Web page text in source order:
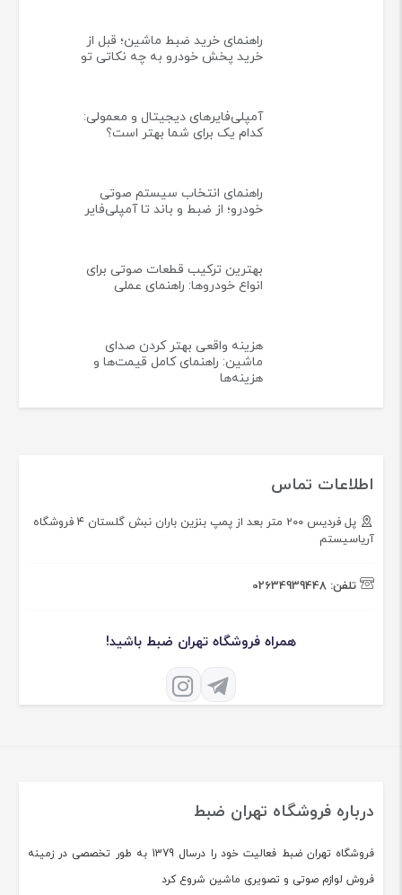
راهنمای خرید ضبط ماشین؛ قبل از
خرید پخش خودرو به چه نکاتی تو
آمپلی‌فایرهای دیجیتال و معمولی:
کدام یک برای شما بهتر است؟
راهنمای انتخاب سیستم صوتی
خودرو؛ از ضبط و باند تا آمپلی‌فایر
بهترین ترکیب قطعات صوتی برای
انواع خودروها: راهنمای عملی
هزینه واقعی بهتر کردن صدای
ماشین: راهنمای کامل قیمت‌ها و
هزینه‌ها
اطلاعات تماس
پل فردیس ۲۰۰ متر بعد از پمپ بنزین باران نبش گلستان ۴ فروشگاه
آریاسیستم
تلفن: 02634939448
همراه فروشگاه تهران ضبط باشید!
درباره فروشگاه تهران ضبط
فروشگاه تهران ضبط فعالیت خود را درسال 1379 به طور تخصصی در زمینه
فروش لوازم صوتی و تصویری ماشین شروع کرد